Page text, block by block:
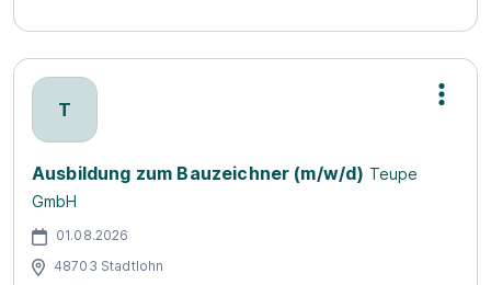
T
Ausbildung zum Bauzeichner (m/w/d) Teupe
GmbH
01.08.2026
48703 Stadtlohn